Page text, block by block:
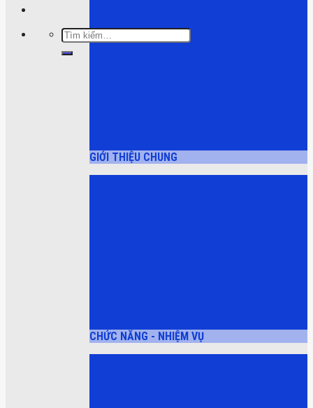
Tìm
kiếm:
GIỚI THIỆU CHUNG
CHỨC NĂNG - NHIỆM VỤ